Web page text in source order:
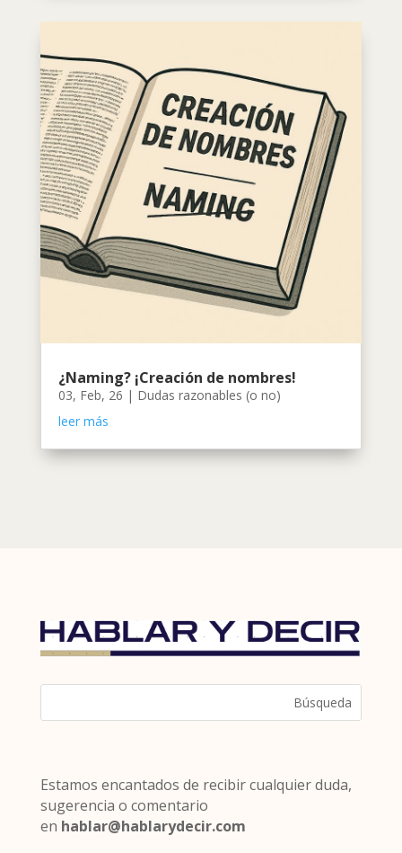
¿Naming? ¡Creación de nombres!
03, Feb, 26 | Dudas razonables (o no)
leer más
Estamos encantados de recibir cualquier duda,
sugerencia o comentario
en hablar@hablarydecir.com